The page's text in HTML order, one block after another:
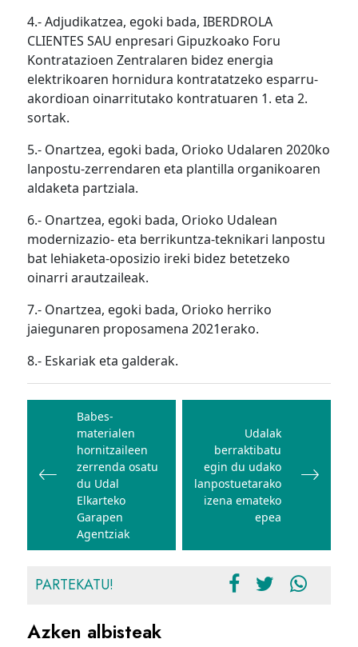
4.- Adjudikatzea, egoki bada, IBERDROLA
CLIENTES SAU enpresari Gipuzkoako Foru
Kontratazioen Zentralaren bidez energia
elektrikoaren hornidura kontratatzeko esparru-
akordioan oinarritutako kontratuaren 1. eta 2.
sortak.
5.- Onartzea, egoki bada, Orioko Udalaren 2020ko
lanpostu-zerrendaren eta plantilla organikoaren
aldaketa partziala.
6.- Onartzea, egoki bada, Orioko Udalean
modernizazio- eta berrikuntza-teknikari lanpostu
bat lehiaketa-oposizio ireki bidez betetzeko
oinarri arautzaileak.
7.- Onartzea, egoki bada, Orioko herriko
jaiegunaren proposamena 2021erako.
8.- Eskariak eta galderak.
Bidalketetan
zehar
nabigatu
Babes-
materialen
hornitzaileen
zerrenda osatu
du Udal
Elkarteko
Garapen
Agentziak
Udalak
berraktibatu
egin du udako
lanpostuetarako
izena emateko
epea
PARTEKATU!
Azken albisteak